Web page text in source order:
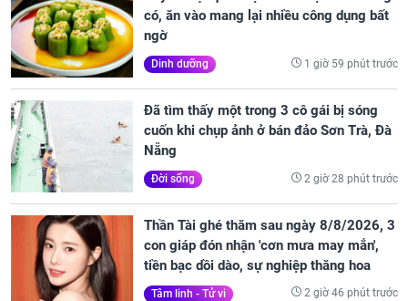
có, ăn vào mang lại nhiều công dụng bất
ngờ
Dinh dưỡng 1 giờ 59 phút trước
Đã tìm thấy một trong 3 cô gái bị sóng
cuốn khi chụp ảnh ở bán đảo Sơn Trà, Đà
Nẵng
Đời sống 2 giờ 28 phút trước
Thần Tài ghé thăm sau ngày 8/8/2026, 3
con giáp đón nhận 'cơn mưa may mắn',
tiền bạc dồi dào, sự nghiệp thăng hoa
Tâm linh - Tử vi 2 giờ 46 phút trước